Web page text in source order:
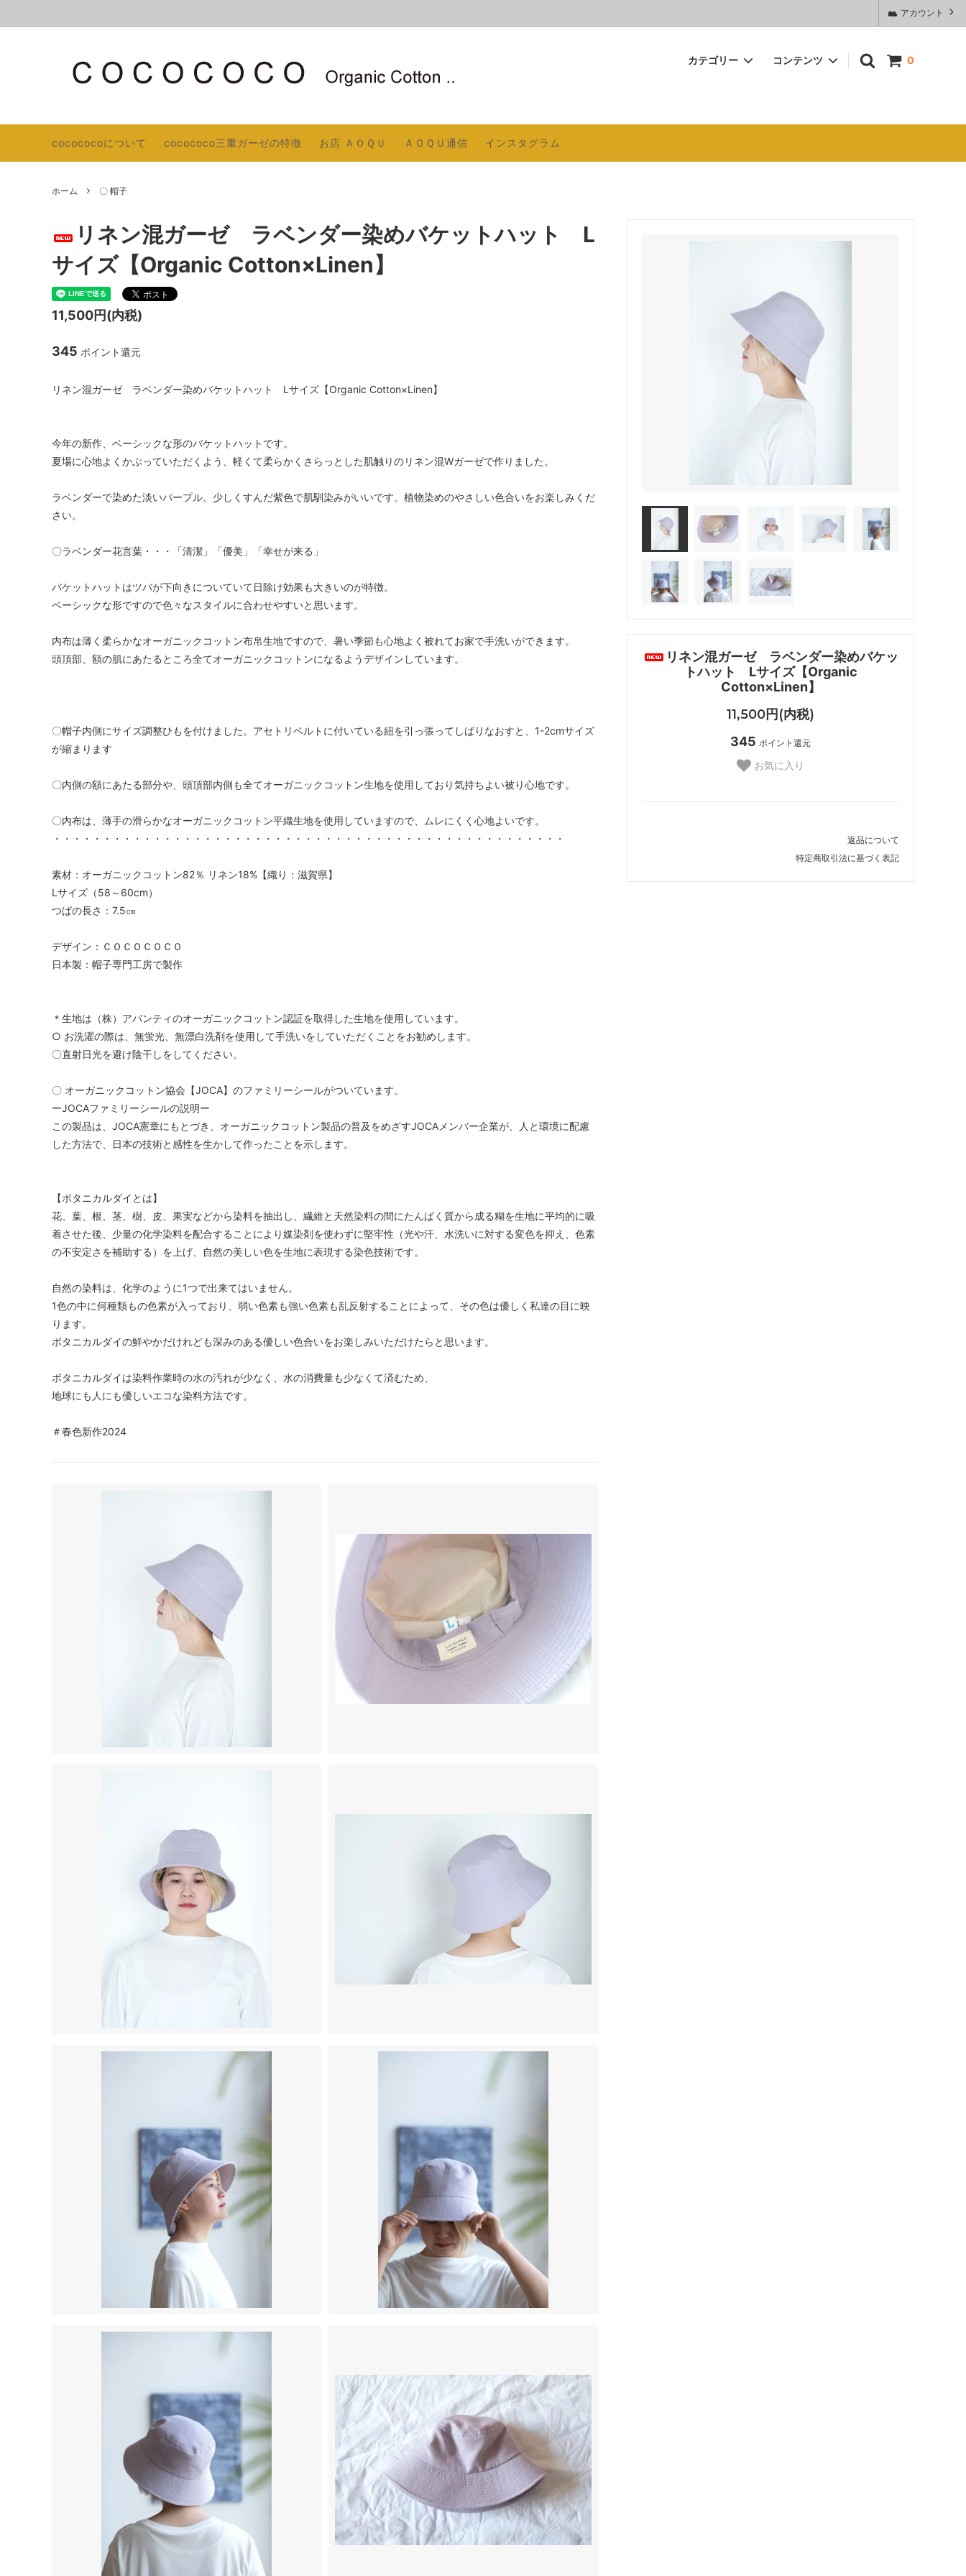
アカウント
0
カテゴリー
生産。AOQUが信頼するメーカー）
／スヌード
日除けアームカバー
〇 日用品
〇 ベビー 〇 帽子 贈りもの
コンテンツ
→ＡＯＱＵへ変わりました）
COCOCOCOの縫製
cocococoについて cocococo三重ガーゼの特徴 お店 ＡＯＱＵ ＡＯＱＵ通信 インスタグラム
ホーム 〇 帽子
リネン混ガーゼ ラベンダー染めバケッ
トハット Lサイズ【Organic
Cotton×Linen】
11,500円(内税)
345 ポイント還元
お気に入り
返品について
特定商取引法に基づく表記
リネン混ガーゼ ラベンダー染めバケットハット L
サイズ【Organic Cotton×Linen】
11,500円(内税)
345 ポイント還元
リネン混ガーゼ ラベンダー染めバケットハット Lサイズ【Organic Cotton×Linen】
今年の新作、ベーシックな形のバケットハットです。
夏場に心地よくかぶっていただくよう、軽くて柔らかくさらっとした肌触りのリネン混Wガーゼで作りました。
ラベンダーで染めた淡いパープル。少しくすんだ紫色で肌馴染みがいいです。植物染めのやさしい色合いをお楽しみくだ
さい。
〇ラベンダー花言葉・・・「清潔」「優美」「幸せが来る」
バケットハットはツバが下向きについていて日除け効果も大きいのが特徴。
ベーシックな形ですので色々なスタイルに合わせやすいと思います。
内布は薄く柔らかなオーガニックコットン布帛生地ですので、暑い季節も心地よく被れてお家で手洗いができます。
頭頂部、額の肌にあたるところ全てオーガニックコットンになるようデザインしています。
〇帽子内側にサイズ調整ひもを付けました。アセトリベルトに付いている紐を引っ張ってしばりなおすと、1-2cmサイズ
が縮まります
〇内側の額にあたる部分や、頭頂部内側も全てオーガニックコットン生地を使用しており気持ちよい被り心地です。
〇内布は、薄手の滑らかなオーガニックコットン平織生地を使用していますので、ムレにくく心地よいです。
・・・・・・・・・・・・・・・・・・・・・・・・・・・・・・・・・・・・・・・・・・・・・・・・・・・
素材：オーガニックコットン82％ リネン18%【織り：滋賀県】
Lサイズ（58～60cm）
つばの長さ：7.5㎝
デザイン：ＣＯＣＯＣＯＣＯ
日本製：帽子専門工房で製作
＊生地は（株）アバンティのオーガニックコットン認証を取得した生地を使用しています。
○ お洗濯の際は、無蛍光、無漂白洗剤を使用して手洗いをしていただくことをお勧めします。
〇直射日光を避け陰干しをしてください。
〇 オーガニックコットン協会【JOCA】のファミリーシールがついています。
ーJOCAファミリーシールの説明ー
この製品は、JOCA憲章にもとづき、オーガニックコットン製品の普及をめざすJOCAメンバー企業が、人と環境に配慮
した方法で、日本の技術と感性を生かして作ったことを示します。
【ボタニカルダイとは】
花、葉、根、茎、樹、皮、果実などから染料を抽出し、繊維と天然染料の間にたんぱく質から成る糊を生地に平均的に吸
着させた後、少量の化学染料を配合することにより媒染剤を使わずに堅牢性（光や汗、水洗いに対する変色を抑え、色素
の不安定さを補助する）を上げ、自然の美しい色を生地に表現する染色技術です。
自然の染料は、化学のように1つで出来てはいません。
1色の中に何種類もの色素が入っており、弱い色素も強い色素も乱反射することによって、その色は優しく私達の目に映
ります。
ボタニカルダイの鮮やかだけれども深みのある優しい色合いをお楽しみいただけたらと思います。
ボタニカルダイは染料作業時の水の汚れが少なく、水の消費量も少なくて済むため、
地球にも人にも優しいエコな染料方法です。
＃春色新作2024